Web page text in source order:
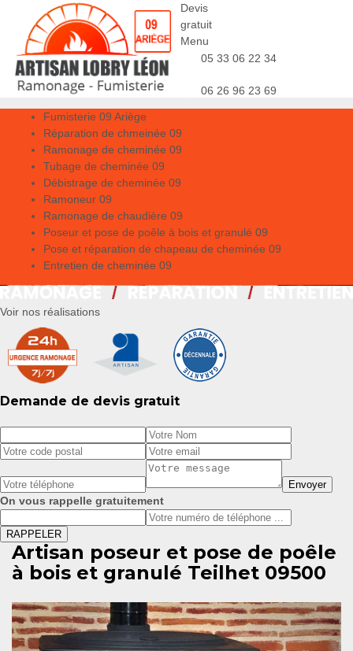
Devis
gratuit
Menu
05 33 06 22 34
06 26 96 23 69
Fumisterie 09 Ariège
Réparation de chmeinée 09
Ramonage de cheminée 09
Tubage de cheminée 09
Débistrage de cheminée 09
Ramoneur 09
Ramonage de chaudière 09
Poseur et pose de poêle à bois et granulé 09
Pose et réparation de chapeau de cheminée 09
Entretien de cheminée 09
Voir nos réalisations
Demande de devis gratuit
On vous rappelle gratuitement
Artisan poseur et pose de poêle
à bois et granulé Teilhet 09500